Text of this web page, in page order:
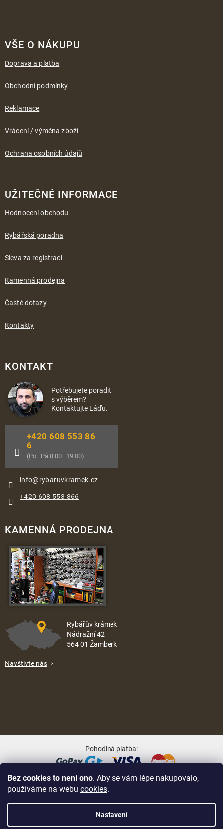
Bez cookies to není ono. Aby se vám lépe nakupovalo,
používáme na webu cookies.
Nastavení
VŠE O NÁKUPU
Doprava a platba
Obchodní podmínky
Reklamace
Vrácení / výměna zboží
Ochrana osobních údajů
UŽITEČNÉ INFORMACE
Hodnocení obchodu
Rybářská poradna
Sleva za registraci
Kamenná prodejna
Časté dotazy
Kontakty
KONTAKT
Potřebujete poradit
s výběrem?
Kontaktujte Láďu.
info@rybaruvkramek.cz
+420 608 553 86
6
(Po–Pá 8:00–19:00)
+420 608 553 866
KAMENNÁ PRODEJNA
Rybářův krámek
Nádražní 42
564 01 Žamberk
Navštivte nás
Pohodlná platba:
Oblíbené způsoby dopravy: